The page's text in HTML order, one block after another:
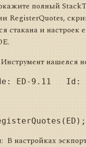
полный
RegisterQuotes,
стакана и настроек
нашелся
В настройках